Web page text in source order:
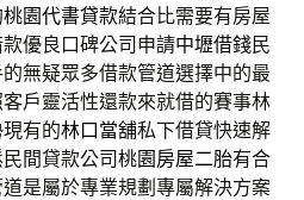
桃園代書貸款結合比需要有房屋
優良口碑公司申請中壢借錢民
無疑眾多借款管道選擇中的最
戶靈活性還款來就借的賽事林
有的林口當舖私下借貸快速解
間貸款公司桃園房屋二胎有合
是屬於專業規劃專屬解決方案